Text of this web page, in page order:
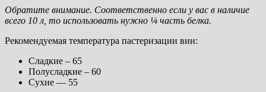
Обратите внимание. Соответственно если у вас в наличие
всего 10 л, то использовать нужно ¼ часть белка.
Рекомендуемая температура пастеризации вин:
Сладкие – 65
Полусладкие – 60
Сухие — 55